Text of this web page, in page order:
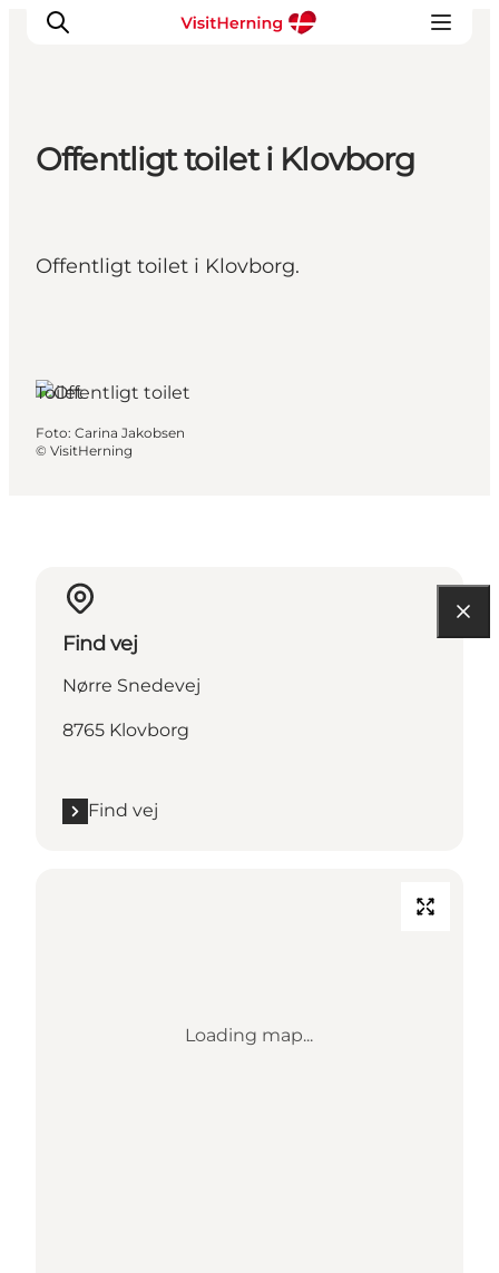
Kunstlandet
Se og oplev
Book overnatning
Offentligt toilet i Klovborg
Offentligt toilet i Klovborg.
Toilet
Foto: Carina Jakobsen
© VisitHerning
Find vej
Nørre Snedevej
8765 Klovborg
Find vej
Loading map...